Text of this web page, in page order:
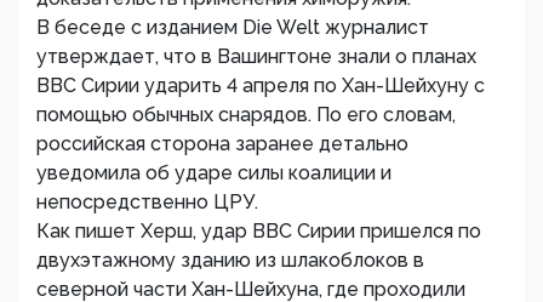
В беседе с изданием Die Welt журналист
утверждает, что в Вашингтоне знали о планах
ВВС Сирии ударить 4 апреля по Хан-Шейхуну с
помощью обычных снарядов. По его словам,
российская сторона заранее детально
уведомила об ударе силы коалиции и
непосредственно ЦРУ.
Как пишет Херш, удар ВВС Сирии пришелся по
двухэтажному зданию из шлакоблоков в
северной части Хан-Шейхуна, где проходили